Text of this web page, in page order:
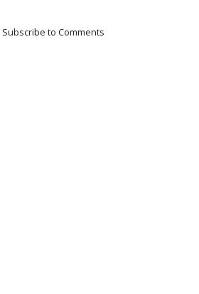
Subscribe to Comments